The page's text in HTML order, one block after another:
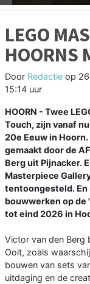
LEGO
HOORNS
Door Redactie op
15:14 uur
HOORN - Twee
Touch, zijn vanaf
20e Eeuw in
gemaakt door de
Berg uit Pijnacker.
Masterpiece
tentoongesteld. En
bouwwerken op de
tot eind 2026 in
Victor van den Berg
Ooit, zoals
bouwen van sets
uitdaging en de